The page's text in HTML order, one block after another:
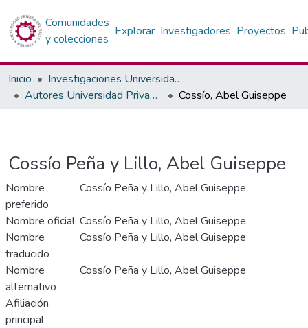
Comunidades
y colecciones
Explorar Investigadores Proyectos
Inicio
Investigaciones Universidad Privada del Valle
Autores Universidad Privada del Valle
Cossío, Abel Guiseppe
Cossío Peña y Lillo, Abel Guiseppe
Nombre
preferido
Cossío Peña y Lillo, Abel Guiseppe
Nombre oficial Cossío Peña y Lillo, Abel Guiseppe
Nombre
traducido
Cossío Peña y Lillo, Abel Guiseppe
Nombre
alternativo
Cossío Peña y Lillo, Abel Guiseppe
Afiliación
principal